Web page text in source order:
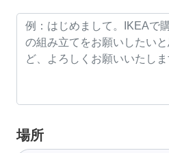
場所